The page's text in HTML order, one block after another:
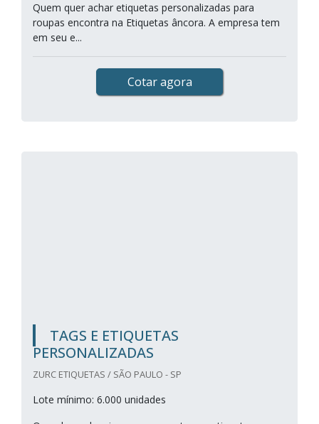
Quem quer achar etiquetas personalizadas para
roupas encontra na Etiquetas âncora. A empresa tem
em seu e...
Cotar agora
TAGS E ETIQUETAS
PERSONALIZADAS
ZURC ETIQUETAS / SÃO PAULO - SP
Lote mínimo: 6.000 unidades